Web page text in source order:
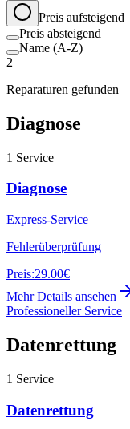
Preis aufsteigend
Preis absteigend
Name (A-Z)
2
Reparaturen gefunden
Diagnose
1 Service
Diagnose
Express-Service
Fehlerüberprüfung
Preis:29.00€
Mehr Details ansehen
Professioneller Service
Datenrettung
1 Service
Datenrettung